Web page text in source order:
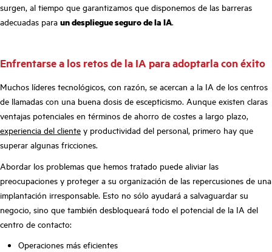
surgen, al tiempo que garantizamos que disponemos de las barreras
adecuadas para un despliegue seguro de la IA.
Enfrentarse a los retos de la IA para adoptarla con éxito
Muchos líderes tecnológicos, con razón, se acercan a la IA de los centros
de llamadas con una buena dosis de escepticismo. Aunque existen claras
ventajas potenciales en términos de ahorro de costes a largo plazo,
experiencia del cliente y productividad del personal, primero hay que
superar algunas fricciones.
Abordar los problemas que hemos tratado puede aliviar las
preocupaciones y proteger a su organización de las repercusiones de una
implantación irresponsable. Esto no sólo ayudará a salvaguardar su
negocio, sino que también desbloqueará todo el potencial de la IA del
centro de contacto:
Operaciones más eficientes